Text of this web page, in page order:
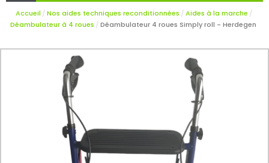
Accueil Nos aides techniques reconditionnées
Aides à la marche
Déambulateur à 4 roues
Déambulateur 4 roues Simply roll - Herdegen